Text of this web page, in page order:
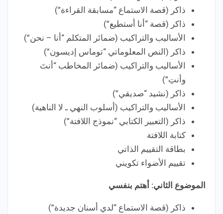
ذاكر (قصة الاستماع “مسابقة القراءة”)
ذاكر (قصة “أنا أستطيع”)
الأساليب والتراكيب (ضمائر المتكلم “أنا – نحن”)
ذاكر (النص المعلوماتي “توماس إديسون”)
الأساليب والتراكيب (ضمائر المخاطب “أنتَ
وأنتِ”)
ذاكر (نشيد “صديقي”)
الأساليب والتراكيب (أسلوب النهي ـ لا الناهية)
ذاكر (التعبير الكتابي “نموذج اللافتة”)
كتابة اللافتة
بطاقة التقييم الذاتي
تقييم الأضواء تكويني
الموضوع الثاني: أهتم بنفسي
ذاكر (قصة الاستماع “لدي أسنان جديدة”)